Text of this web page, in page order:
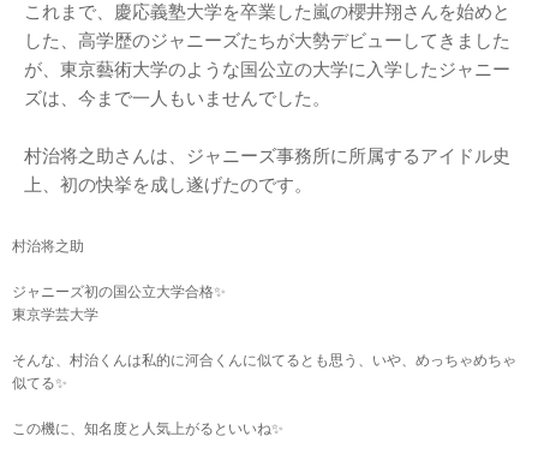
これまで、慶応義塾大学を卒業した嵐の櫻井翔さんを始めと
した、高学歴のジャニーズたちが大勢デビューしてきました
が、東京藝術大学のような国公立の大学に入学したジャニー
ズは、今まで一人もいませんでした。
村治将之助さんは、ジャニーズ事務所に所属するアイドル史
上、初の快挙を成し遂げたのです。
村治将之助
ジャニーズ初の国公立大学合格✨
東京学芸大学
そんな、村治くんは私的に河合くんに似てるとも思う、いや、めっちゃめちゃ
似てる✨
この機に、知名度と人気上がるといいね✨